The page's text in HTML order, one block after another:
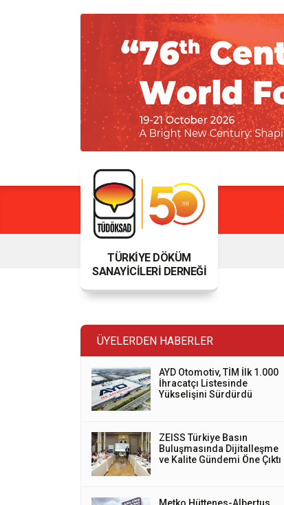
TÜRKİYE DÖKÜM
SANAYİCİLERİ DERNEĞİ
ÜYELERDEN HABERLER
AYD Otomotiv, TİM İlk 1.000
İhracatçı Listesinde
Yükselişini Sürdürdü
ZEISS Türkiye Basın
Buluşmasında Dijitalleşme
ve Kalite Gündemi Öne Çıktı